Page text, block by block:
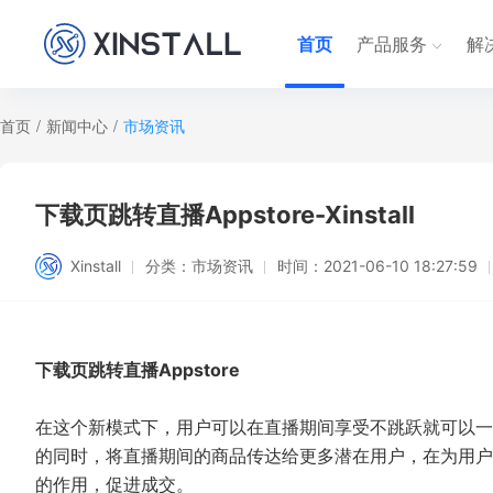
首页 产品服务 解
首页 / 新闻中心 / 市场资讯
下载页跳转直播Appstore-Xinstall
Xinstall 分类： 市场资讯 时间： 2021-06-10 18:27:59
下载页跳转直播Appstore
在这个新模式下，用户可以在直播期间享受不跳跃就可以
的同时，将直播期间的商品传达给更多潜在用户，在为用
的作用，促进成交。